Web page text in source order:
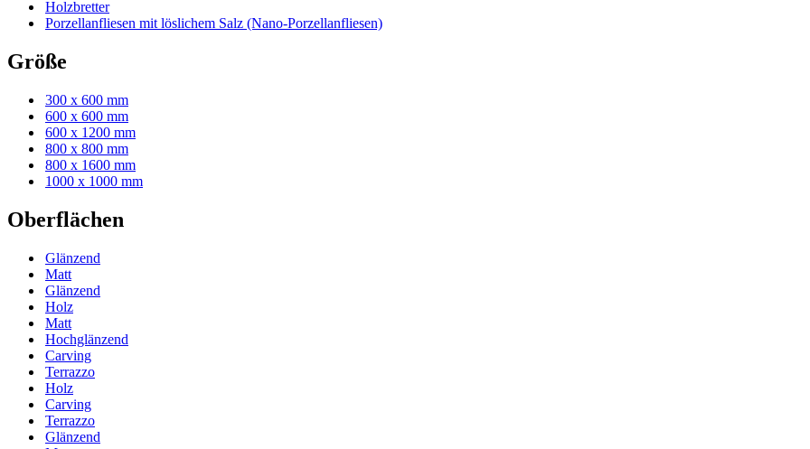
Holzbretter
Porzellanfliesen mit löslichem Salz (Nano-Porzellanfliesen)
Größe
300 x 600 mm
600 x 600 mm
600 x 1200 mm
800 x 800 mm
800 x 1600 mm
1000 x 1000 mm
Oberflächen
Glänzend
Matt
Glänzend
Holz
Matt
Hochglänzend
Carving
Terrazzo
Holz
Carving
Terrazzo
Glänzend